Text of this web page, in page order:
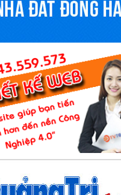
còn tôn trọng cô ấy sau
cuộc đời Nam từ khi phát
phải vì đứa con trong
sự thật này, thật khổ